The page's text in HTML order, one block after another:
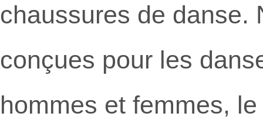
chaussures de danse.
conçues pour les
hommes et femmes,